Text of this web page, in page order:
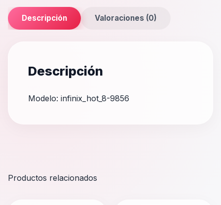
Descripción Valoraciones (0)
Descripción
Modelo: infinix_hot_8-9856
Productos relacionados